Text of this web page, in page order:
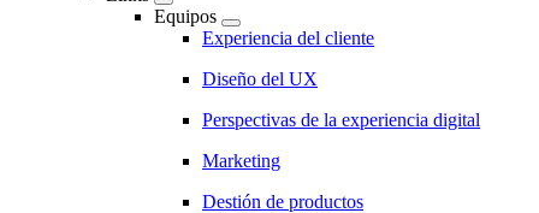
Equipos
Experiencia del cliente
Diseño del UX
Perspectivas de la experiencia digital
Marketing
Destión de productos